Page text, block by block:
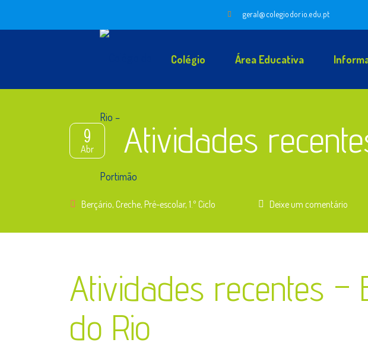
geral@colegiodorio.edu.pt
Colégio Área Educativa
9
Abr Atividades
Berçário, Creche, Pré-escolar, 1.º Ciclo Deixe um comentário
Atividades recentes –
do Rio